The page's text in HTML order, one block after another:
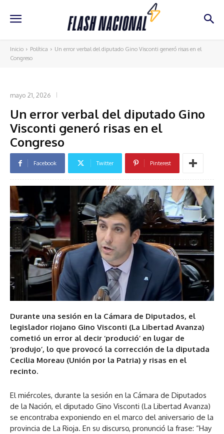
Inicio Política
Un error verbal del diputado Gino Visconti generó risas en el
Congreso
mayo 21, 2026
Un error verbal del diputado Gino
Visconti generó risas en el
Congreso
Facebook Twitter Pinterest
Durante una sesión en la Cámara de Diputados, el
legislador riojano Gino Visconti (La Libertad Avanza)
cometió un error al decir ‘produció’ en lugar de
‘produjo’, lo que provocó la corrección de la diputada
Cecilia Moreau (Unión por la Patria) y risas en el
recinto.
El miércoles, durante la sesión en la Cámara de Diputados
de la Nación, el diputado Gino Visconti (La Libertad Avanza)
se encontraba exponiendo en el marco del aniversario de la
provincia de La Rioja. En su discurso, pronunció la frase: “Hay